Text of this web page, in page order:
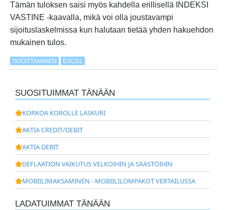
Tämän tuloksen saisi myös kahdella erillisellä INDEKSI
VASTINE -kaavalla, mikä voi olla joustavampi
sijoituslaskelmissa kun halutaan tietää yhden hakuehdon
mukainen tulos.
SIJOITTAMINEN EXCEL
SUOSITUIMMAT TÄNÄÄN
KORKOA KOROLLE LASKURI
AKTIA CREDIT/DEBIT
AKTIA DEBIT
DEFLAATION VAIKUTUS VELKOIHIN JA SÄÄSTÖIHIN
MOBIILIMAKSAMINEN - MOBIILILOMPAKOT VERTAILUSSA
LADATUIMMAT TÄNÄÄN